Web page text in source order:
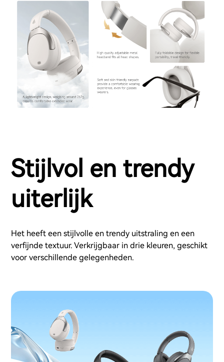
Stijlvol en trendy
uiterlijk
Het heeft een stijlvolle en trendy uitstraling en een
verfijnde textuur. Verkrijgbaar in drie kleuren, geschikt
voor verschillende gelegenheden.